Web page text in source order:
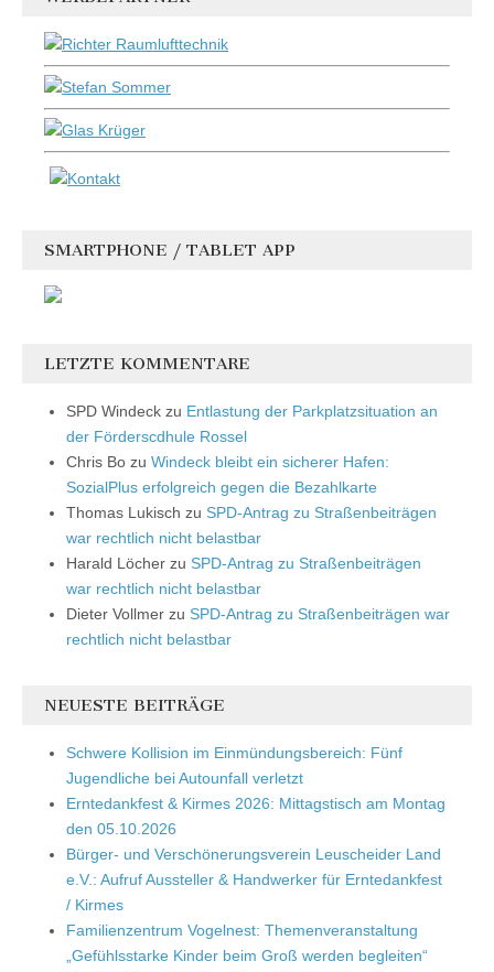
SMARTPHONE / TABLET APP
LETZTE KOMMENTARE
SPD Windeck zu Entlastung der Parkplatzsituation an
der Förderscdhule Rossel
Chris Bo zu Windeck bleibt ein sicherer Hafen:
SozialPlus erfolgreich gegen die Bezahlkarte
Thomas Lukisch zu SPD-Antrag zu Straßenbeiträgen
war rechtlich nicht belastbar
Harald Löcher zu SPD-Antrag zu Straßenbeiträgen
war rechtlich nicht belastbar
Dieter Vollmer zu SPD-Antrag zu Straßenbeiträgen war
rechtlich nicht belastbar
NEUESTE BEITRÄGE
Schwere Kollision im Einmündungsbereich: Fünf
Jugendliche bei Autounfall verletzt
Erntedankfest & Kirmes 2026: Mittagstisch am Montag
den 05.10.2026
Bürger- und Verschönerungsverein Leuscheider Land
e.V.: Aufruf Aussteller & Handwerker für Erntedankfest
/ Kirmes
Familienzentrum Vogelnest: Themenveranstaltung
„Gefühlsstarke Kinder beim Groß werden begleiten“